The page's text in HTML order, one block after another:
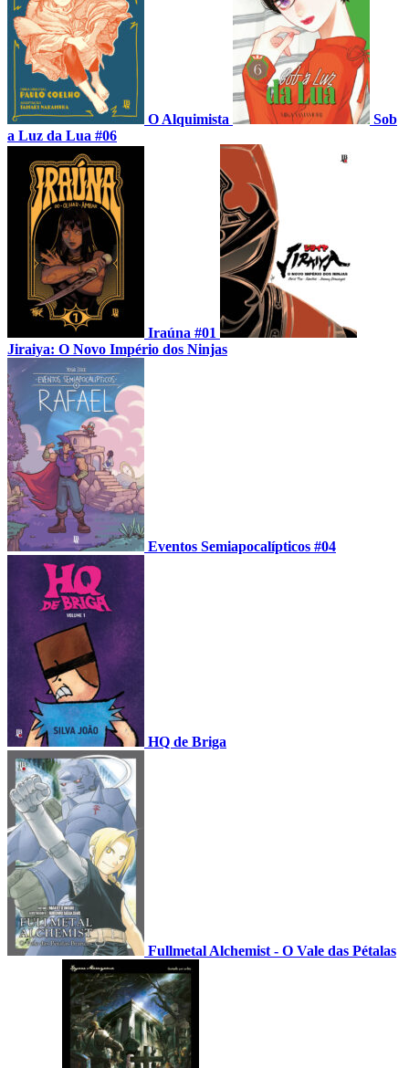
O Alquimista
Sob
a Luz da Lua #06
Iraúna #01
Jiraiya: O Novo Império dos Ninjas
Eventos Semiapocalípticos #04
HQ de Briga
Fullmetal Alchemist - O Vale das Pétalas